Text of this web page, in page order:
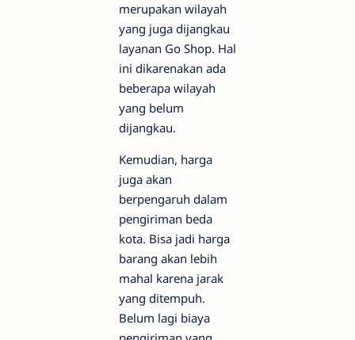
merupakan wilayah
yang juga dijangkau
layanan Go Shop. Hal
ini dikarenakan ada
beberapa wilayah
yang belum
dijangkau.
Kemudian, harga
juga akan
berpengaruh dalam
pengiriman beda
kota. Bisa jadi harga
barang akan lebih
mahal karena jarak
yang ditempuh.
Belum lagi biaya